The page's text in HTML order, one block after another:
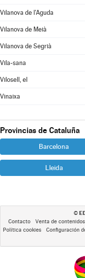
Vilanova de l'Aguda
Vilanova de Meià
Vilanova de Segrià
Vila-sana
Vilosell, el
Vinaixa
Provincias de Cataluña
Barcelona
Lleida
©
Contacto Venta de contenidos
Política cookies
Configuración